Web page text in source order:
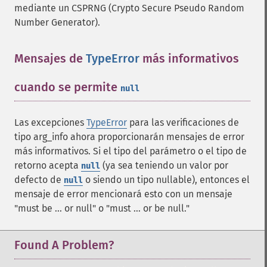
mediante un CSPRNG (Crypto Secure Pseudo Random
Number Generator).
Mensajes de TypeError más informativos
cuando se permite null
Las excepciones TypeError para las verificaciones de
tipo arg_info ahora proporcionarán mensajes de error
más informativos. Si el tipo del parámetro o el tipo de
retorno acepta null (ya sea teniendo un valor por
defecto de null o siendo un tipo nullable), entonces el
mensaje de error mencionará esto con un mensaje
"must be ... or null" o "must ... or be null."
Found A Problem?